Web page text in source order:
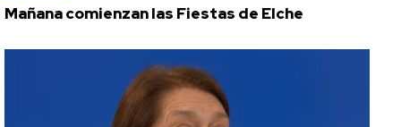
Mañana comienzan las Fiestas de Elche